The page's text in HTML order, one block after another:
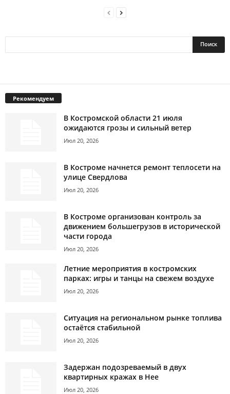
Рекомендуем
В Костромской области 21 июля
ожидаются грозы и сильный ветер
Июл 20, 2026
В Костроме начнется ремонт теплосети на
улице Свердлова
Июл 20, 2026
В Костроме организован контроль за
движением большегрузов в исторической
части города
Июл 20, 2026
Летние мероприятия в костромских
парках: игры и танцы на свежем воздухе
Июл 20, 2026
Ситуация на региональном рынке топлива
остаётся стабильной
Июл 20, 2026
Задержан подозреваемый в двух
квартирных кражах в Нее
Июл 20, 2026